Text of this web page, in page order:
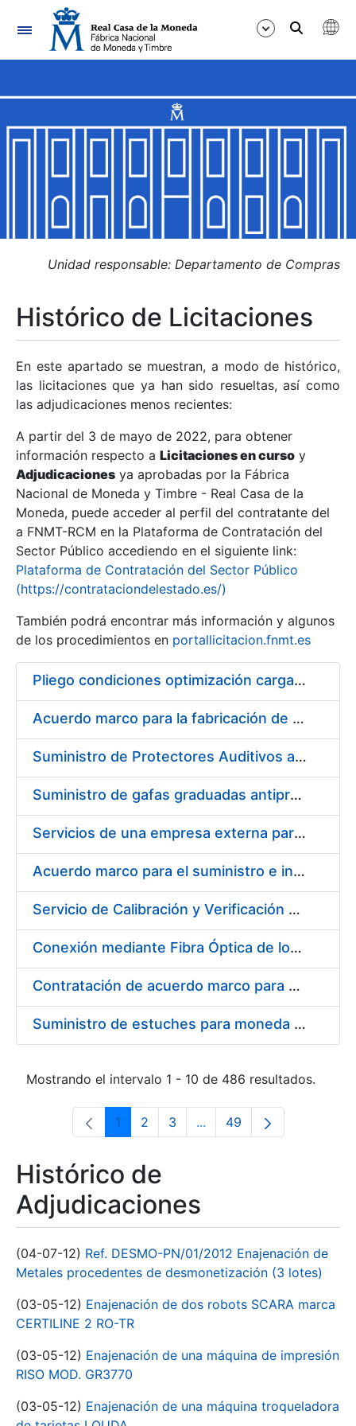
Navegación
Mostrar/Ocultar
Mostrar/Ocultar
Mostrar/Ocultar
Mostrar/Ocultar
Mostrar/Ocultar
Mostrar/Ocultar
Unidad responsable: Departamento de Compras
Histórico de Licitaciones
En este apartado se muestran, a modo de histórico,
las licitaciones que ya han sido resueltas, así como
las adjudicaciones menos recientes:
A partir del 3 de mayo de 2022, para obtener
información respecto a Licitaciones en curso y
Adjudicaciones ya aprobadas por la Fábrica
Nacional de Moneda y Timbre - Real Casa de la
Moneda, puede acceder al perfil del contratante del
a FNMT-RCM en la Plataforma de Contratación del
Sector Público accediendo en el siguiente link:
Plataforma de Contratación del Sector Público
(https://contrataciondelestado.es/)
También podrá encontrar más información y algunos
de los procedimientos en portallicitacion.fnmt.es
Pliego condiciones optimización cargas compras firmado
Acuerdo marco para la fabricación de piezas
Suministro de Protectores Auditivos a medida para las personas trabajadoras de los Centros de Trabajo de Madrid y Burgos
Suministro de gafas graduadas antiproyecciones para los trabajadores de la FNMT-RCM en los centros de trabajo de Madrid y Burgos
Servicios de una empresa externa para el asesoramiento y resolución de los recursos de alzada que se presentan relacionados con procesos de selección para la FNMT-RCM
Acuerdo marco para el suministro e instalación de persianas, estores y otros complementos
Servicio de Calibración y Verificación Externa de los Equipos de Medición del Servicio de Prevención de la FNMT-RCM
Conexión mediante Fibra Óptica de los Centros de Proceso de Datos (CPDs) de las sedes de la FNMT-RCM de Burgos y Madrid
Contratación de acuerdo marco para el Suministro de Material de Electricidad para la Fábrica Nacional de Moneda y Timbre-Real Casa de la Moneda en su centro de trabajo de Burgos
Suministro de estuches para moneda de 30 €
Mostrando el intervalo 1 - 10 de 486 resultados.
Página
1 Página
2 Página
3 ...Páginas intermedias Use
Página
49
Histórico de
Adjudicaciones
(04-07-12) Ref. DESMO-PN/01/2012 Enajenación de
Metales procedentes de desmonetización (3 lotes)
(03-05-12) Enajenación de dos robots SCARA marca
CERTILINE 2 RO-TR
(03-05-12) Enajenación de una máquina de impresión
RISO MOD. GR3770
(03-05-12) Enajenación de una máquina troqueladora